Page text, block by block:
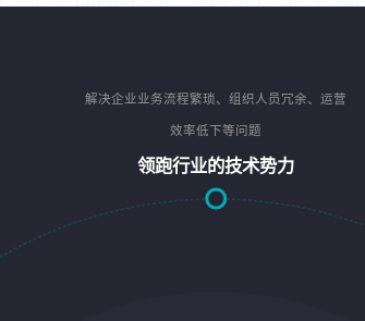
解决企业业务流程繁琐、组织人员冗余、运营
效率低下等问题
领跑行业的技术势力